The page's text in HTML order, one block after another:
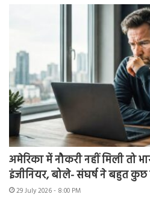
अमेरिका में नौकरी नहीं मिली तो
इंजीनियर, बोले- संघर्ष ने बहुत कुछ
29 July 2026 - 8:00 PM